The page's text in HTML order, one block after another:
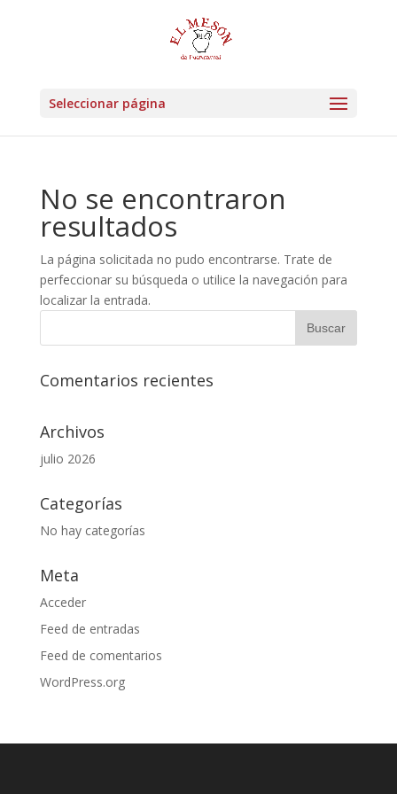
Seleccionar página
No se encontraron
resultados
La página solicitada no pudo encontrarse. Trate de
perfeccionar su búsqueda o utilice la navegación para
localizar la entrada.
Comentarios recientes
Archivos
julio 2026
Categorías
No hay categorías
Meta
Acceder
Feed de entradas
Feed de comentarios
WordPress.org